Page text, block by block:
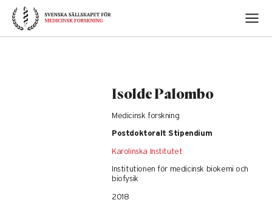
Skip
content
Isolde Palombo
Medicinsk forskning
Postdoktoralt Stipendium
Karolinska Institutet
Institutionen för medicinsk biokemi och
biofysik
2018